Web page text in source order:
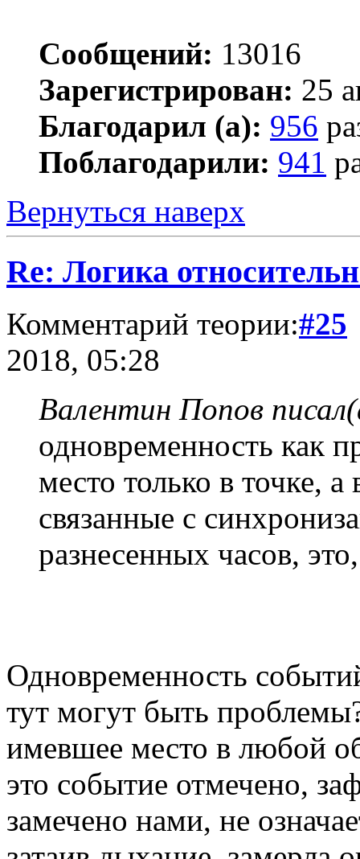
Сообщений: 13016
Зарегистрирован: 25
Благодарил (а): 956
Поблагодарили: 941
Вернуться наверх
Re: Логика
Комментарий теории:#25
2018, 05:28
Валентин Попов
одновременность как
место только в точке,
связанные с
разнесенных часов,
Одновременность
тут могут быть
имевшее место в любой
это событие отмечено,
замечено нами, не